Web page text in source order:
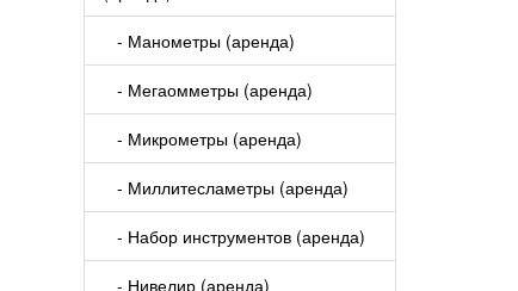
- Манометры (аренда)
- Мегаомметры (аренда)
- Микрометры (аренда)
- Миллитесламетры (аренда)
- Набор инструментов (аренда)
- Нивелир (аренда)